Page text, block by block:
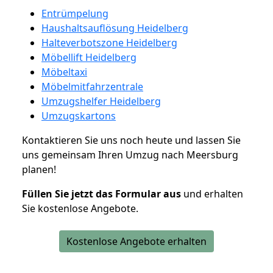
Entrümpelung
Haushaltsauflösung Heidelberg
Halteverbotszone Heidelberg
Möbellift Heidelberg
Möbeltaxi
Möbelmitfahrzentrale
Umzugshelfer Heidelberg
Umzugskartons
Kontaktieren Sie uns noch heute und lassen Sie
uns gemeinsam Ihren Umzug nach Meersburg
planen!
Füllen Sie jetzt das Formular aus und erhalten
Sie kostenlose Angebote.
Kostenlose Angebote erhalten